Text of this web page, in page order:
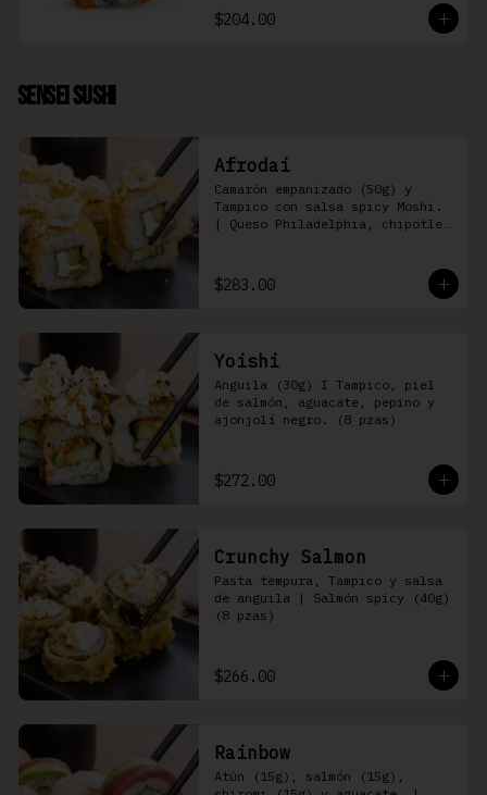
$204.00
Sensei Sushi
Afrodai
Camarón empanizado (50g) y
Tampico con salsa spicy Moshi.
| Queso Philadelphia, chipotle,
$283.00
Yoishi
Anguila (30g) I Tampico, piel
de salmón, aguacate, pepino y
ajonjolí negro. (8 pzas)
$272.00
Crunchy Salmon
Pasta tempura, Tampico y salsa
de anguila | Salmón spicy (40g)
(8 pzas)
$266.00
Rainbow
Atún (15g), salmón (15g),